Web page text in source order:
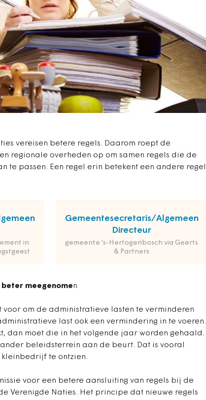
vereisen betere regels. Daarom roept de
regionale overheden op om samen regels die de
te passen. Een regel erin betekent een andere regel
in
Gemeentesecretaris/Algemeen
Directeur
gemeente 's-Hertogenbosch via Geerts
& Partners
meegenomen
voor om de administratieve lasten te verminderen
last ook een vermindering in te voeren.
dan moet die in het volgende jaar worden gehaald.
beleidsterrein aan de beurt. Dat is vooral
te ontzien.
voor een betere aansluiting van regels bij de
Verenigde Naties. Het principe dat nieuwe regels